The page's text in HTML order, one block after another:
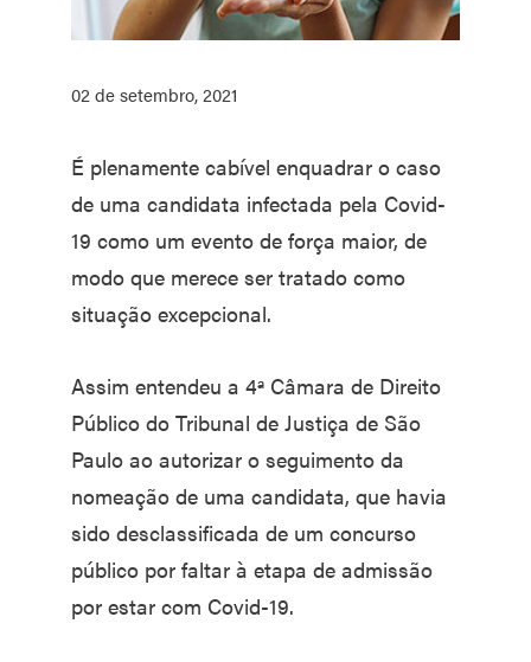
02 de setembro, 2021
É plenamente cabível enquadrar o caso
de uma candidata infectada pela Covid-
19 como um evento de força maior, de
modo que merece ser tratado como
situação excepcional.
Assim entendeu a 4ª Câmara de Direito
Público do Tribunal de Justiça de São
Paulo ao autorizar o seguimento da
nomeação de uma candidata, que havia
sido desclassificada de um concurso
público por faltar à etapa de admissão
por estar com Covid-19.